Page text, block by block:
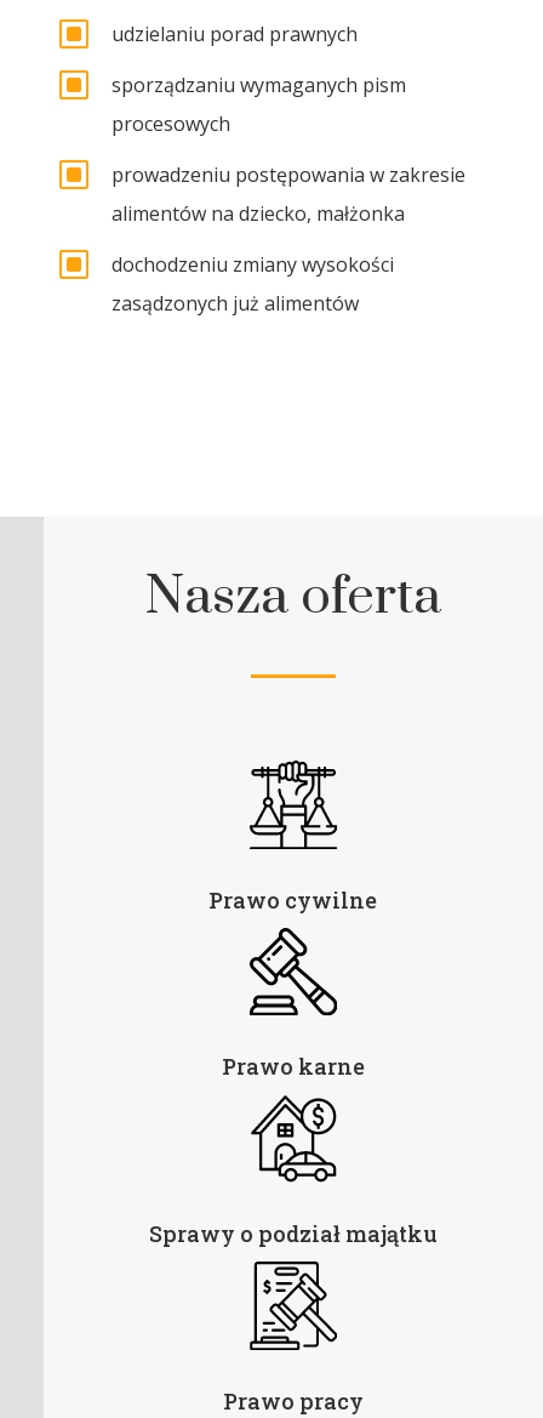
W udzielaniu porad prawnych
W
sporządzaniu wymaganych pism
procesowych
W
prowadzeniu postępowania w zakresie
alimentów na dziecko, małżonka
W
dochodzeniu zmiany wysokości
zasądzonych już alimentów
Nasza oferta
Prawo cywilne
Prawo karne
Sprawy o podział majątku
Prawo pracy